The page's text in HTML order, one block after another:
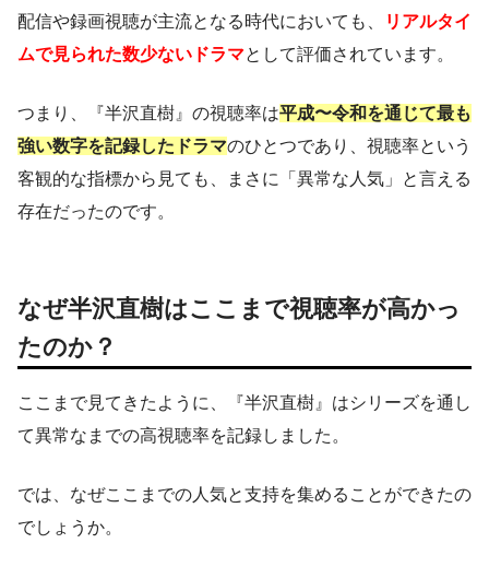
配信や録画視聴が主流となる時代においても、
リアルタイ
ムで見られた数少ないドラマとして評価されています。
つまり、『半沢直樹』の視聴率は平成〜令和を通じて最も
強い数字を記録したドラマのひとつであり、視聴率という
客観的な指標から見ても、まさに「異常な人気」と言える
存在だったのです。
なぜ半沢直樹はここまで視聴率が高かっ
たのか？
ここまで見てきたように、『半沢直樹』はシリーズを通し
て異常なまでの高視聴率を記録しました。
では、なぜここまでの人気と支持を集めることができたの
でしょうか。